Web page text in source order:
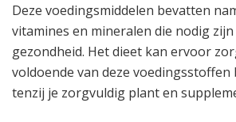
Deze voedingsmiddelen bevatten
vitamines en mineralen die nodig
gezondheid. Het dieet kan ervoor
voldoende van deze
tenzij je zorgvuldig plant en